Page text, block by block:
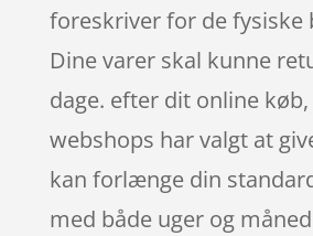
foreskriver for de fysiske
Dine varer skal kunne
dage. efter dit online
webshops har valgt at
kan forlænge din
med både uger og